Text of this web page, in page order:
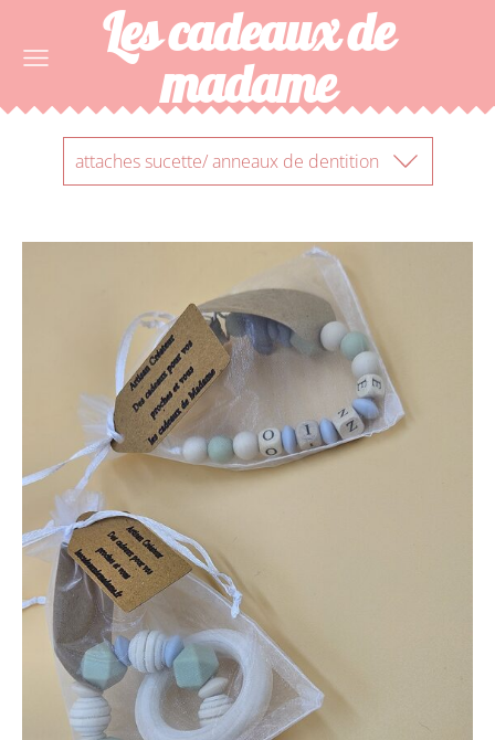
Les cadeaux de
madame
attaches sucette/ anneaux de dentition